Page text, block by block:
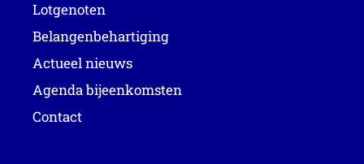
Lotgenoten
Belangenbehartiging
Actueel nieuws
Agenda bijeenkomsten
Contact